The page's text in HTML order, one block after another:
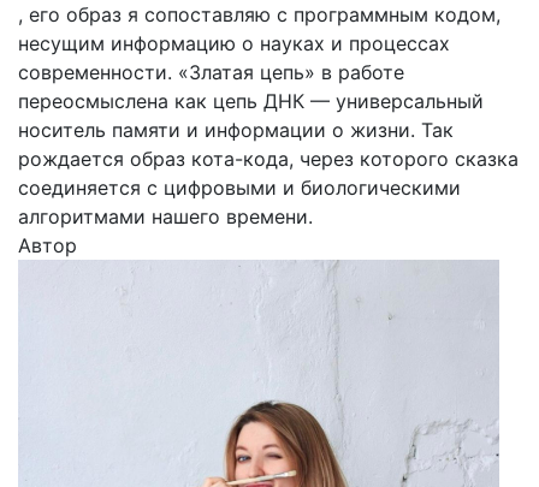
, его образ я сопоставляю с программным кодом,
несущим информацию о науках и процессах
современности. «Златая цепь» в работе
переосмыслена как цепь ДНК — универсальный
носитель памяти и информации о жизни. Так
рождается образ кота-кода, через которого сказка
соединяется с цифровыми и биологическими
алгоритмами нашего времени.
Автор